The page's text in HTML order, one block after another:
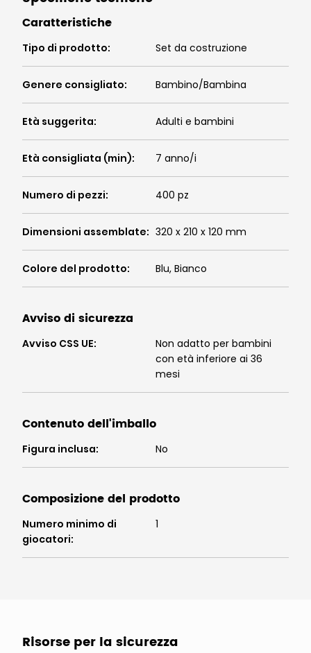
Caratteristiche
Tipo di prodotto: Set da costruzione
Genere consigliato: Bambino/Bambina
Età suggerita: Adulti e bambini
Età consigliata (min): 7 anno/i
Numero di pezzi: 400 pz
Dimensioni assemblate: 320 x 210 x 120 mm
Colore del prodotto: Blu, Bianco
Avviso di sicurezza
Avviso CSS UE:
Non adatto per bambini
con età inferiore ai 36
mesi
Contenuto dell'imballo
Figura inclusa: No
Composizione del prodotto
Numero minimo di
giocatori:
1
Risorse per la sicurezza